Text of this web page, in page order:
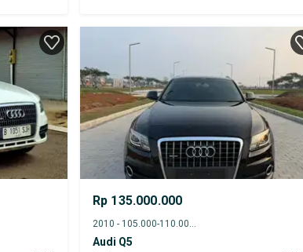
Rp 135.000.000
2010 - 105.000-110.000 km
Audi Q5